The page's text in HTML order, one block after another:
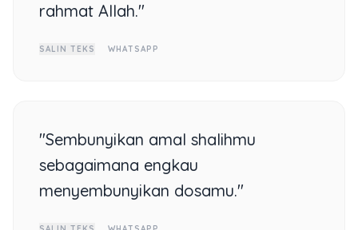
rahmat Allah."
SALIN TEKS WHATSAPP
"Sembunyikan amal shalihmu
sebagaimana engkau
menyembunyikan dosamu."